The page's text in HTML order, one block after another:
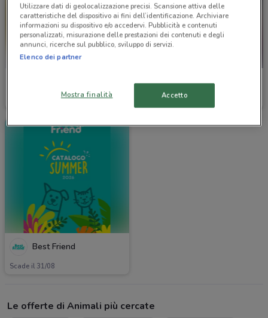
5.1 km
Naturalandia
Scade il 31/08
Best Friend
Scade il 31/08
Le offerte di Animali più cercate
Utilizzare dati di geolocalizzazione precisi. Scansione attiva delle
caratteristiche del dispositivo ai fini dell’identificazione. Archiviare
informazioni su dispositivo e/o accedervi. Pubblicità e contenuti
personalizzati, misurazione delle prestazioni dei contenuti e degli
annunci, ricerche sul pubblico, sviluppo di servizi.
Elenco dei partner
Mostra finalità Accetto